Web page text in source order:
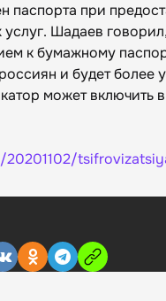
паспорта при
Шадаев
к бумажному
и будет более
может включить